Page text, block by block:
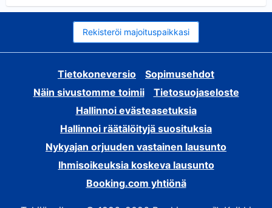
Rekisteröi majoituspaikkasi
Tietokoneversio
Sopimusehdot
Näin sivustomme toimii
Tietosuojaseloste
Hallinnoi evästeasetuksia
Hallinnoi räätälöityjä suosituksia
Nykyajan orjuuden vastainen lausunto
Ihmisoikeuksia koskeva lausunto
Booking.com yhtiönä